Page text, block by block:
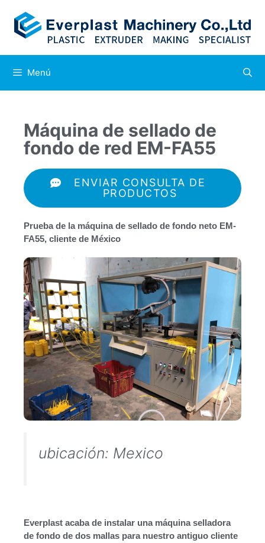
Menú
Máquina de sellado de
fondo de red EM-FA55
ENVIAR CONSULTA DE
PRODUCTOS
Prueba de la máquina de sellado de fondo neto EM-
FA55, cliente de México
ubicación: Mexico
Everplast acaba de instalar una máquina selladora
de fondo de dos mallas para nuestro antiguo cliente